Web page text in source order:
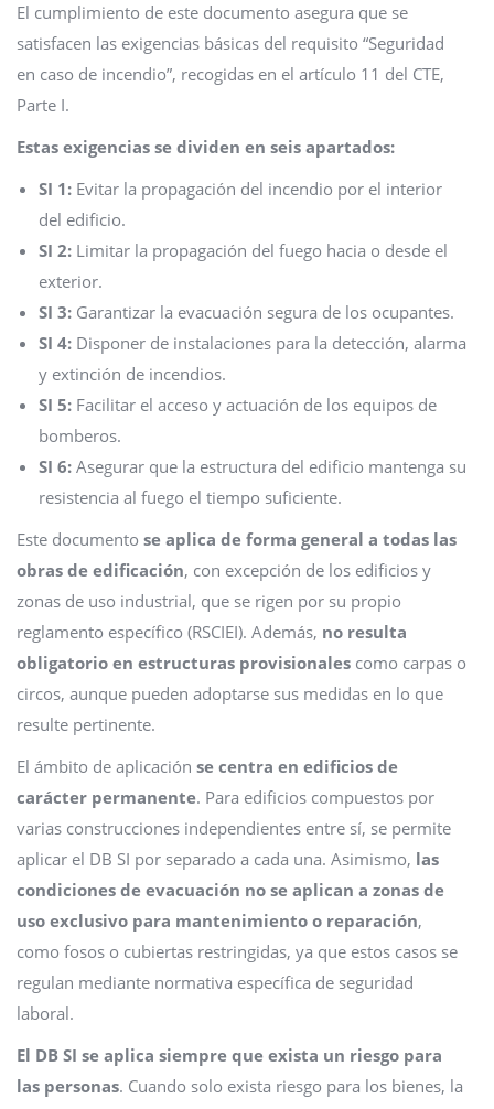
El cumplimiento de este documento asegura que se
satisfacen las exigencias básicas del requisito “Seguridad
en caso de incendio”, recogidas en el artículo 11 del CTE,
Parte I.
Estas exigencias se dividen en seis apartados:
SI 1: Evitar la propagación del incendio por el interior
del edificio.
SI 2: Limitar la propagación del fuego hacia o desde el
exterior.
SI 3: Garantizar la evacuación segura de los ocupantes.
SI 4: Disponer de instalaciones para la detección, alarma
y extinción de incendios.
SI 5: Facilitar el acceso y actuación de los equipos de
bomberos.
SI 6: Asegurar que la estructura del edificio mantenga su
resistencia al fuego el tiempo suficiente.
Este documento se aplica de forma general a todas las
obras de edificación, con excepción de los edificios y
zonas de uso industrial, que se rigen por su propio
reglamento específico (RSCIEI). Además, no resulta
obligatorio en estructuras provisionales como carpas o
circos, aunque pueden adoptarse sus medidas en lo que
resulte pertinente.
El ámbito de aplicación se centra en edificios de
carácter permanente. Para edificios compuestos por
varias construcciones independientes entre sí, se permite
aplicar el DB SI por separado a cada una. Asimismo, las
condiciones de evacuación no se aplican a zonas de
uso exclusivo para mantenimiento o reparación,
como fosos o cubiertas restringidas, ya que estos casos se
regulan mediante normativa específica de seguridad
laboral.
El DB SI se aplica siempre que exista un riesgo para
las personas. Cuando solo exista riesgo para los bienes, la